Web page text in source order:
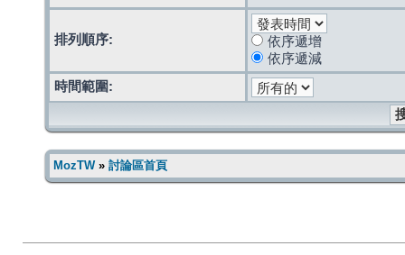
排列順序:
依序遞增
依序遞減
時間範圍:
MozTW» 討論區首頁